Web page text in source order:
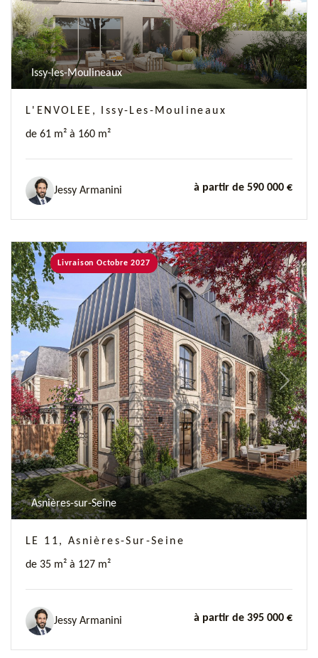
Issy-les-Moulineaux
L'ENVOLEE, Issy-Les-Moulineaux
de 61 m² à 160 m²
Jessy Armanini à partir de 590 000 €
Previous Next
Livraison Octobre 2027
Asnières-sur-Seine
LE 11, Asnières-Sur-Seine
de 35 m² à 127 m²
Jessy Armanini à partir de 395 000 €